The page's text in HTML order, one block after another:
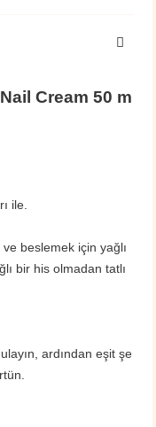
Cream 50 m
ile.
ve beslemek için yağlı
bir his olmadan tatlı
ardından eşit şe